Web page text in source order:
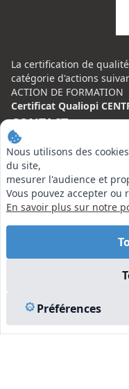
Nous utilisons des
du site,
mesurer l'audience et
Vous pouvez accepter ou
En savoir plus sur notre
Préférences
La certification de
catégorie d'actions
ACTION DE FORMATION
Certificat Qualiopi
CONTACT
Centre National de
20 rue Henri Regnault,
N°VERT : 0800 00 80 89
Liens utiles
Plan du site